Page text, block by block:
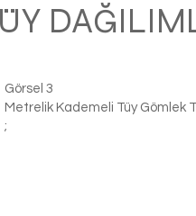
Görsel 3
Metrelik Kademeli Tüy Gömlek
;